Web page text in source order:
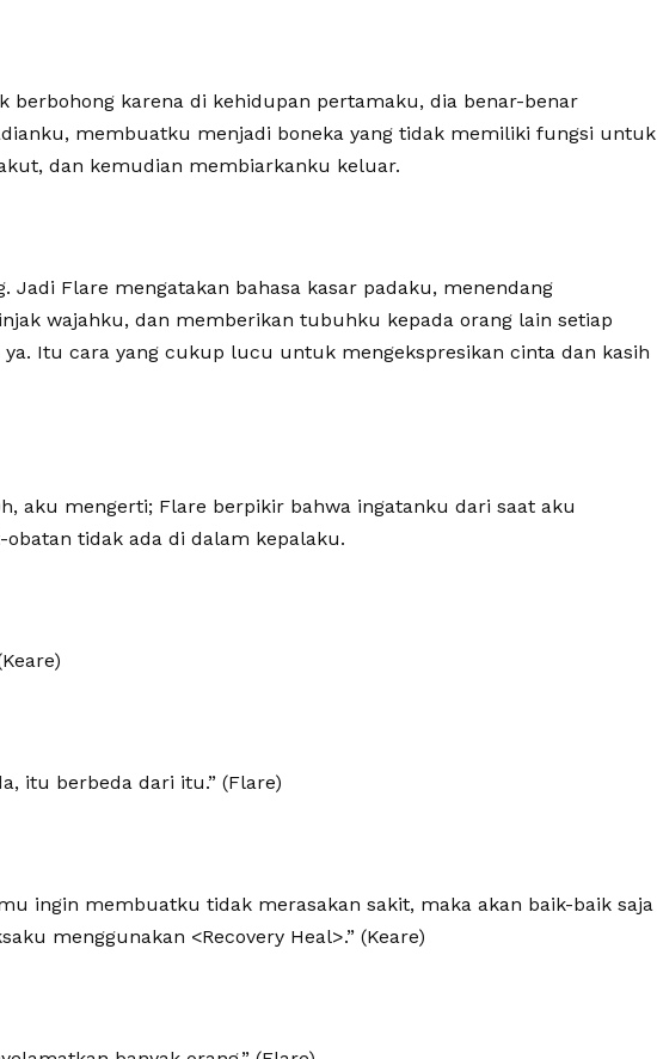
berbohong karena di kehidupan pertamaku, dia benar-benar
membuatku menjadi boneka yang tidak memiliki fungsi untuk
dan kemudian membiarkanku keluar.
Jadi Flare mengatakan bahasa kasar padaku, menendang
wajahku, dan memberikan tubuhku kepada orang lain setiap
Itu cara yang cukup lucu untuk mengekspresikan cinta dan kasih
aku mengerti; Flare berpikir bahwa ingatanku dari saat aku
tidak ada di dalam kepalaku.
itu berbeda dari itu.” (Flare)
ingin membuatku tidak merasakan sakit, maka akan baik-baik saja
menggunakan <Recovery Heal>.” (Keare)